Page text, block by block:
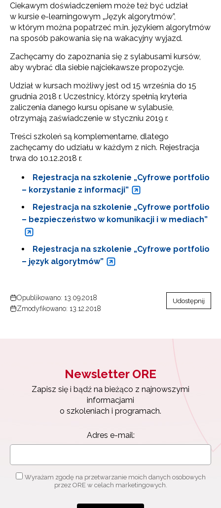
Ciekawym doświadczeniem może też być udział
w kursie e-learningowym „Język algorytmów”,
w którym można popatrzeć m.in. językiem algorytmów
na sposób pakowania się na wakacyjny wyjazd.
Zachęcamy do zapoznania się z sylabusami kursów,
aby wybrać dla siebie najciekawsze propozycje.
Udział w kursach możliwy jest od 15 września do 15
grudnia 2018 r. Uczestnicy, którzy spełnią kryteria
zaliczenia danego kursu opisane w sylabusie,
otrzymają zaświadczenie w styczniu 2019 r.
Treści szkoleń są komplementarne, dlatego
zachęcamy do udziału w każdym z nich. Rejestracja
trwa do 10.12.2018 r.
Rejestracja na szkolenie „Cyfrowe portfolio
– korzystanie z informacji”
Rejestracja na szkolenie „Cyfrowe portfolio
– bezpieczeństwo w komunikacji i w mediach”
Rejestracja na szkolenie „Cyfrowe portfolio
– język algorytmów”
Opublikowano: 13.09.2018
Zmodyfikowano: 13.12.2018
Udostępnij
Newsletter ORE
Zapisz się i bądź na bieżąco z najnowszymi
informacjami
o szkoleniach i programach.
Adres e-mail:
Wyrażam zgodę na przetwarzanie moich danych osobowych
przez ORE w celach marketingowych.
Zapisz się i bądź na bieżąco z najnowszymi
informacjami
Adres e-mail: